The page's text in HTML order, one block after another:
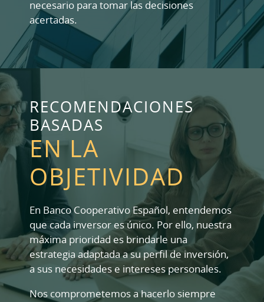
necesario para tomar las decisiones
acertadas.
RECOMENDACIONES
BASADAS
EN LA
OBJETIVIDAD
En Banco Cooperativo Español, entendemos
que cada inversor es único. Por ello, nuestra
máxima prioridad es brindarle una
estrategia adaptada a su perfil de inversión,
a sus necesidades e intereses personales.
Nos comprometemos a hacerlo siempre